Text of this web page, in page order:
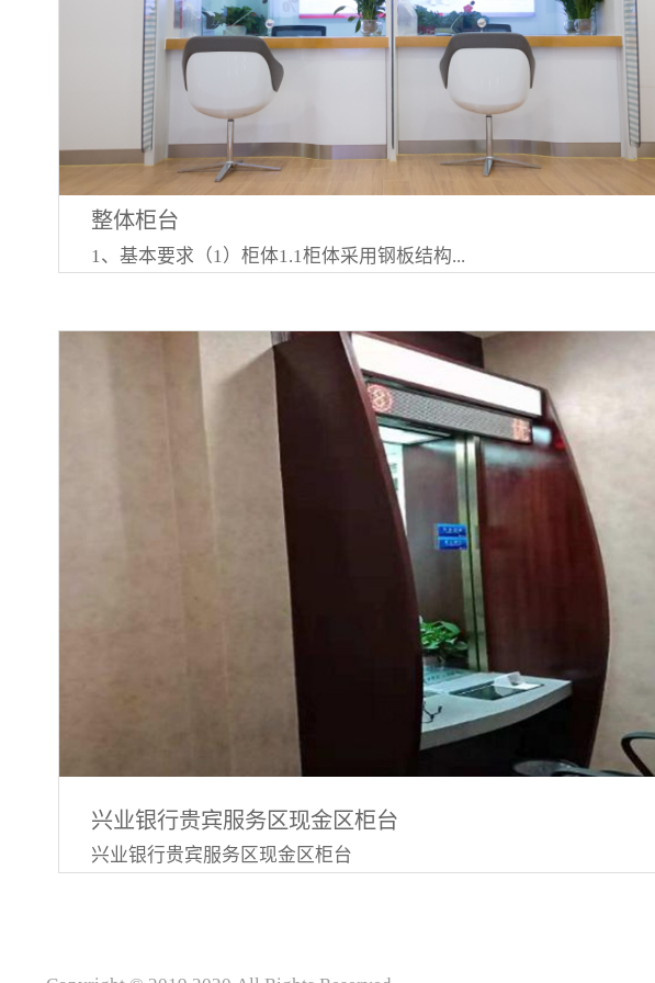
整体柜台
1、基本要求（1）柜体1.1柜体采用钢板结构...
，柜体前后两面采用厚度为8mm钢板，钢板抗拉屈服强度标准值大于
235MPa，钢板中间用钢结构加强支撑（在高度及宽度方向不大于
400mm的间隔上有直径14mm的热轧带肋钢筋）并联接成柜体。柜体的
长度为1500mm，高度800mm，厚度为400mm。柜体与地面或墙面采
用连螺栓的方式在其内部牢固连接，所有螺栓连接的位置隐藏不易被
拆卸。柜体每个连接面的螺栓数量为6个，螺栓直径为14mm。1.2钢制
交互台面安装在柜台主体上面，是柜员与客户交流的平台，台面装饰
材料为人造石（此次以人造石为例报价，其他如木材、皮革等材质，
实际采购时价格面议），与人接触部分经磨光和倒角处理，台面内嵌
收银槽。（2）框架立柱框架立柱是整体柜台的框架结构件，为钢焊接
结构；立柱的下端与柜台主体牢固连接，立柱的上端与安全横梁结构
连接并与屋顶牢间连接稳定，框架采用规格大于［10槽钢或采用
L63×5角钢，立柱结构内包含有标准线槽。 （3）透明防护板3.1我公
司柜台所用透明防护板的防弹性能能达到GA165-2016中3级B类要求，
护板宽度小于等于1.8m，高度大于1.2m，单块面积不大于4m2。透明
防护板以上未及顶部分安装金属防护栏封至顶部，防护栏采用热轧带
兴业银行贵宾服务区现金区柜台
兴业银行贵宾服务区现金区柜台